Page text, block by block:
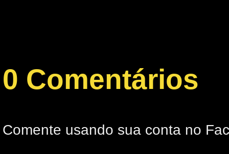
0 Comentários
Comente usando sua conta no